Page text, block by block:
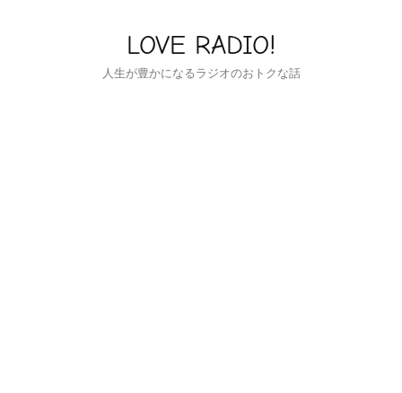
LOVE RADIO!
人生が豊かになるラジオのおトクな話